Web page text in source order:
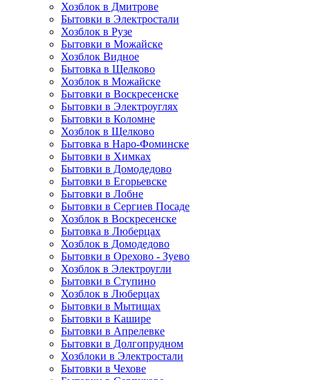
Хозблок в Дмитрове
Бытовки в Электростали
Хозблок в Рузе
Бытовки в Можайске
Хозблок Видное
Бытовкa в Щелково
Хозблок в Можайске
Бытовки в Воскресенске
Бытовки в Электроуглях
Бытовки в Коломне
Хозблок в Щелково
Бытовка в Наро-Фоминске
Бытовки в Химках
Бытовки в Домодедово
Бытовки в Егорьевске
Бытовки в Лобне
Бытовки в Сергиев Посаде
Хозблок в Воскресенске
Бытовка в Люберцах
Хозблок в Домодедово
Бытовки в Орехово - Зуево
Хозблок в Электроугли
Бытовки в Ступино
Хозблок в Люберцах
Бытовки в Мытищах
Бытовки в Кашире
Бытовки в Апрелевке
Бытовки в Долгопрудном
Хозблоки в Электростали
Бытовки в Чехове